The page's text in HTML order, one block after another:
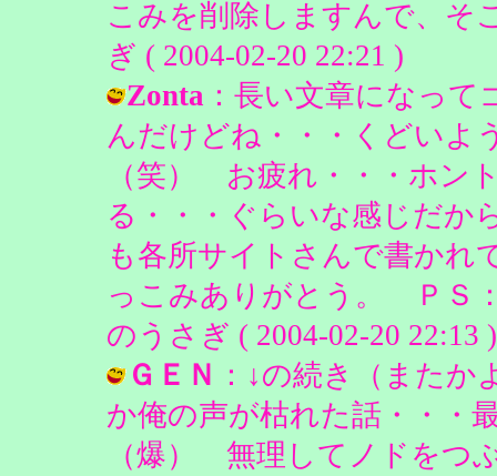
こみを削除しますんで、そ
ぎ ( 2004-02-20 22:21 )
Zonta ：長い文章になっ
んだけどね・・・くどいよ
（笑） お疲れ・・・ホン
る・・・ぐらいな感じだ
も各所サイトさんで書か
っこみありがとう。 ＰＳ
のうさぎ ( 2004-02-20 22:13 )
ＧＥＮ ：↓の続き（また
か俺の声が枯れた話・・・
（爆） 無理してノドをつ